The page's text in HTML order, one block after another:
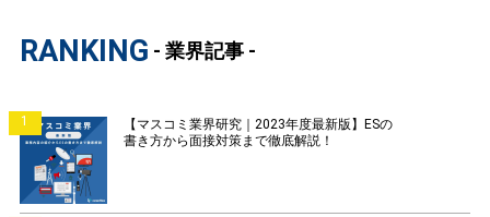
RANKING - 業界記事 -
1
【マスコミ業界研究｜2023年度最新版】ESの
書き方から面接対策まで徹底解説！